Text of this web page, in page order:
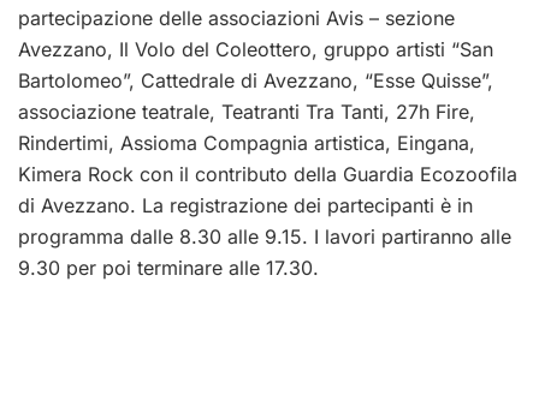
partecipazione delle associazioni Avis – sezione
Avezzano, Il Volo del Coleottero, gruppo artisti “San
Bartolomeo”, Cattedrale di Avezzano, “Esse Quisse”,
associazione teatrale, Teatranti Tra Tanti, 27h Fire,
Rindertimi, Assioma Compagnia artistica, Eingana,
Kimera Rock con il contributo della Guardia Ecozoofila
di Avezzano. La registrazione dei partecipanti è in
programma dalle 8.30 alle 9.15. I lavori partiranno alle
9.30 per poi terminare alle 17.30.